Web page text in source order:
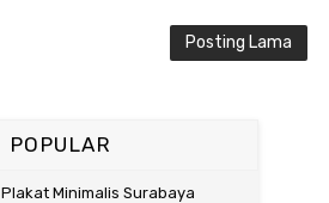
Posting Lama
POPULAR
Plakat Minimalis Surabaya